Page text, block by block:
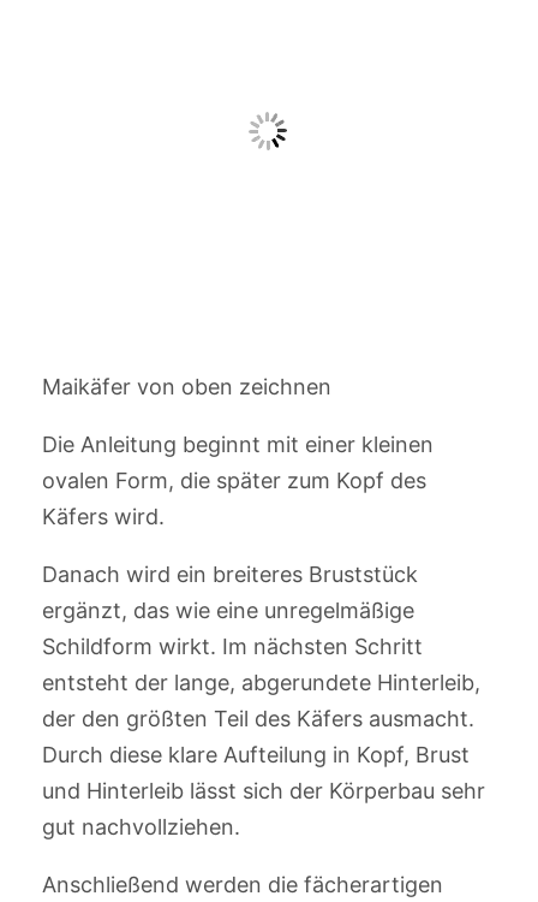
Maikäfer von oben zeichnen
Die Anleitung beginnt mit einer kleinen
ovalen Form, die später zum Kopf des
Käfers wird.
Danach wird ein breiteres Bruststück
ergänzt, das wie eine unregelmäßige
Schildform wirkt. Im nächsten Schritt
entsteht der lange, abgerundete Hinterleib,
der den größten Teil des Käfers ausmacht.
Durch diese klare Aufteilung in Kopf, Brust
und Hinterleib lässt sich der Körperbau sehr
gut nachvollziehen.
Anschließend werden die fächerartigen